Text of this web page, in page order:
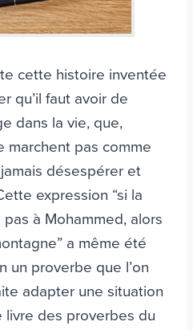
cette histoire inventée
qu’il faut avoir de
dans la vie, que,
marchent pas comme
désespérer et
expression “si la
à Mohammed, alors
a même été
un proverbe que l’on
adapter une situation
livre des proverbes du